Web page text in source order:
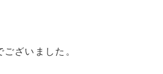
ざいました。